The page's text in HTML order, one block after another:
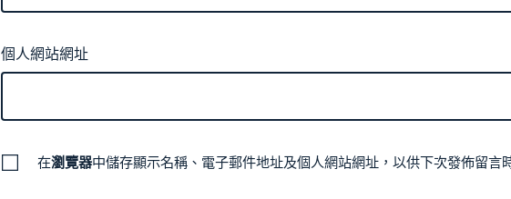
個人網站網址
在瀏覽器中儲存顯示名稱、電子郵件地址及個人網站網址，以供下次發佈留言